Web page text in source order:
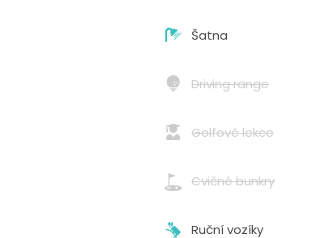
Šatna
Driving range
Golfové lekce
Cvičné bunkry
Ruční vozíky